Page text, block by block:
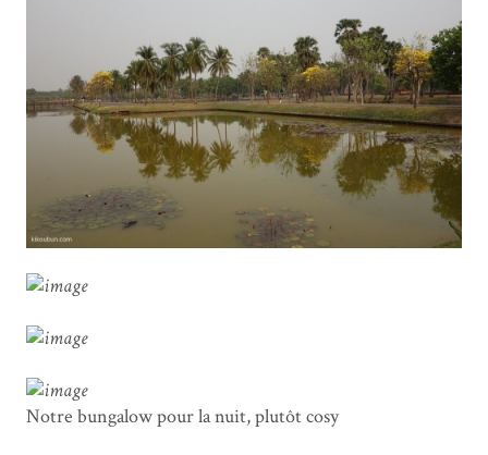
Notre bungalow pour la nuit, plutôt cosy